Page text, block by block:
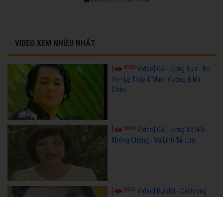
VIDEO XEM NHIỀU NHẤT
[ 67093 Video] Cải Lương Xưa - Bơ
Vơ - Lệ Thủy & Minh Vương & Mỹ
Châu
50846 Video] Cải Lương Xã Hội -
Không Chồng - Vũ Linh Tài Linh
36025 Video] Bụi đời - Cải lương